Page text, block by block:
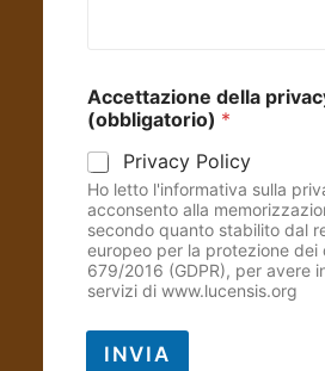
a
i
Accettazione della
(obbligatorio) *
Privacy Policy
Ho letto l'informativa sulla
acconsento alla
secondo quanto stabilito dal
europeo per la protezione dei
679/2016 (GDPR), per avere
servizi di www.lucensis.org
INVIA